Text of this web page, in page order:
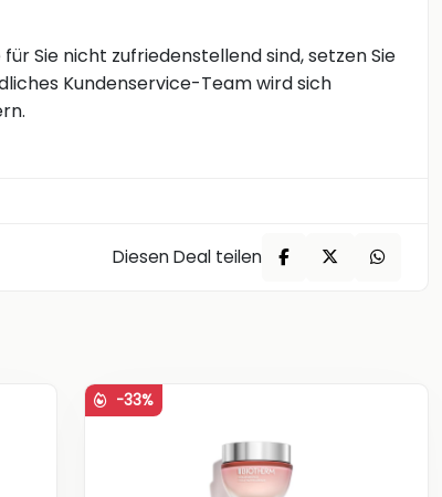
für Sie nicht zufriedenstellend sind, setzen Sie
Kundenservice-Team wird sich
Diesen Deal teilen
-33%